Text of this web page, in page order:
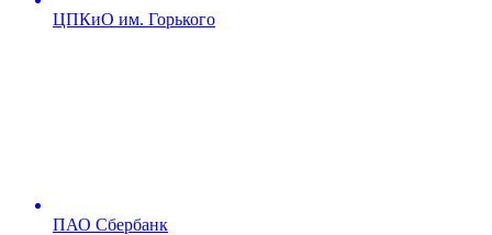
ЦПКиО им. Горького
ПАО Сбербанк